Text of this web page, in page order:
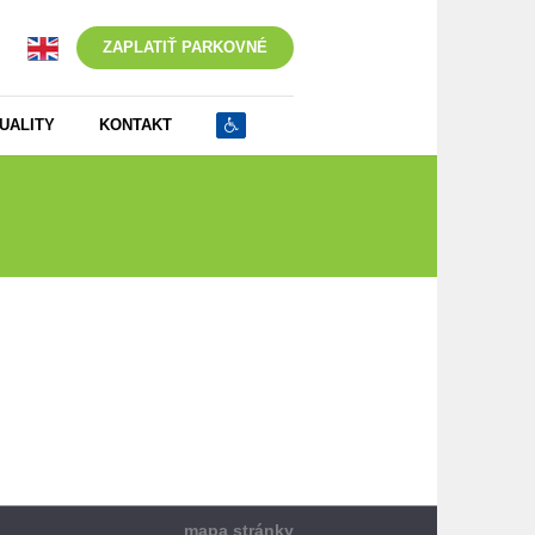
ZAPLATIŤ PARKOVNÉ
KONTAKT
mapa stránky